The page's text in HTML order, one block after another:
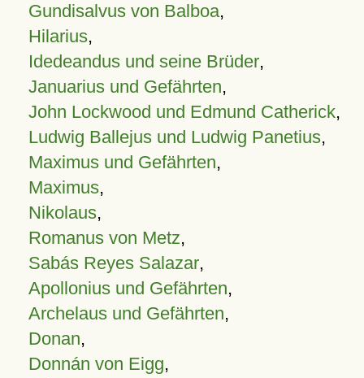
Gundisalvus von Balboa,
Hilarius,
Idedeandus und seine Brüder,
Januarius und Gefährten,
John Lockwood und Edmund Catherick,
Ludwig Ballejus und Ludwig Panetius,
Maximus und Gefährten,
Maximus,
Nikolaus,
Romanus von Metz,
Sabás Reyes Salazar,
Apollonius und Gefährten,
Archelaus und Gefährten,
Donan,
Donnán von Eigg,